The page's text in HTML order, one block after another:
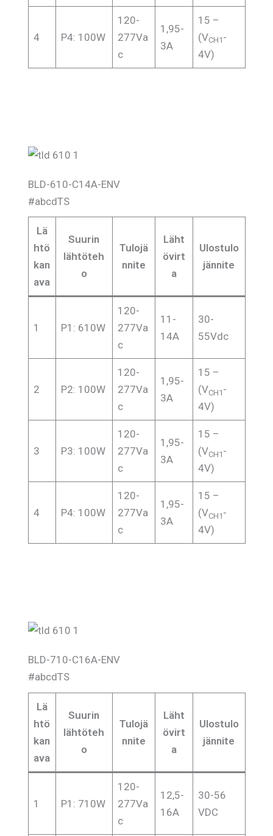
4 P4: 100W
120-
277Va
c
1,95-
3A
15 –
(VCH1 -
4V)
BLD-610-C14A-ENV
#abcdTS
Lä
htö
kan
ava
Suurin
lähtöteh
o
Tulojä
nnite
Läht
övirt
a
Ulostulo
jännite
1 P1: 610W
120-
277Va
c
11-
14A
30-
55Vdc
2 P2: 100W
120-
277Va
c
1,95-
3A
15 –
(VCH1 -
4V)
3 P3: 100W
120-
277Va
c
1,95-
3A
15 –
(VCH1 -
4V)
4 P4: 100W
120-
277Va
c
1,95-
3A
15 –
(VCH1 -
4V)
BLD-710-C16A-ENV
#abcdTS
Lä
htö
kan
ava
Suurin
lähtöteh
o
Tulojä
nnite
Läht
övirt
a
Ulostulo
jännite
1 P1: 710W
120-
277Va
c
12,5-
16A
30-56
VDC